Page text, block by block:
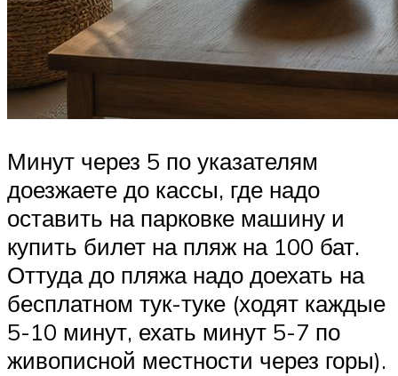
Минут через 5 по указателям
доезжаете до кассы, где надо
оставить на парковке машину и
купить билет на пляж на 100 бат.
Оттуда до пляжа надо доехать на
бесплатном тук-туке (ходят каждые
5-10 минут, ехать минут 5-7 по
живописной местности через горы).